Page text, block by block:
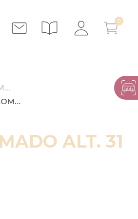
ACCESORIOS PARA MESAS Y BUFFETS
PORTA MENÚ CROMADO ALT. 31 CM.
ALT. 31